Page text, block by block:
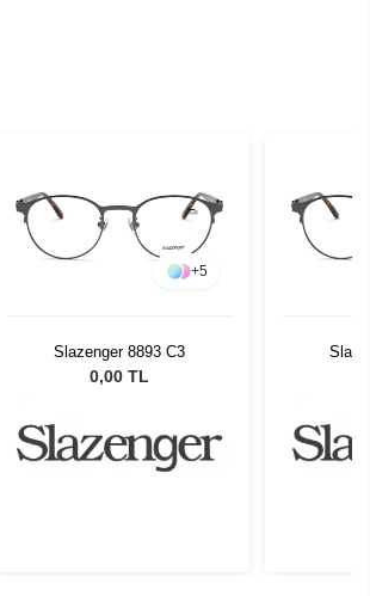
+5
Slazenger 8893 C3
0,00 TL